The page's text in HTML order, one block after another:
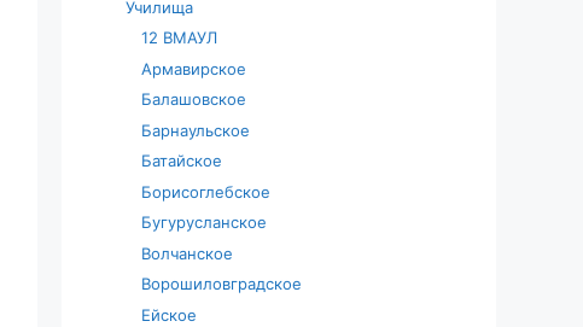
Училища
12 ВМАУЛ
Армавирское
Балашовское
Барнаульское
Батайское
Борисоглебское
Бугурусланское
Волчанское
Ворошиловградское
Ейское